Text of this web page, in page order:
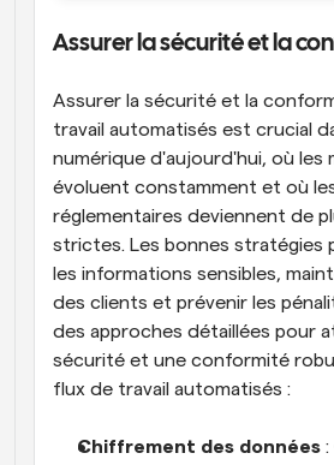
Assurer la sécurité et la
Assurer la sécurité et la
travail automatisés est crucial
numérique d'aujourd'hui, où les
évoluent constamment et où
réglementaires deviennent de
strictes. Les bonnes stratégies
les informations sensibles,
des clients et prévenir les
des approches détaillées pour
sécurité et une conformité
flux de travail automatisés :
Chiffrement des données :